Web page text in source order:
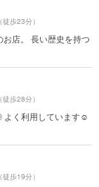
（徒歩23分）
お店。 長い歴史を持つ
（徒歩28分）
く利用しています☺️
（徒歩19分）